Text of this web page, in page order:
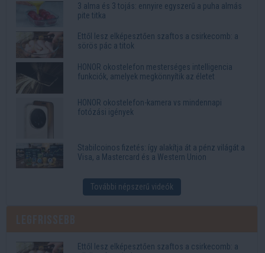
3 alma és 3 tojás: ennyire egyszerű a puha almás
pite titka
Ettől lesz elképesztően szaftos a csirkecomb: a
sörös pác a titok
HONOR okostelefon mesterséges intelligencia
funkciók, amelyek megkönnyítik az életet
HONOR okostelefon-kamera vs mindennapi
fotózási igények
Stabilcoinos fizetés: így alakítja át a pénz világát a
Visa, a Mastercard és a Western Union
További népszerű videók
Ettől lesz elképesztően szaftos a csirkecomb: a